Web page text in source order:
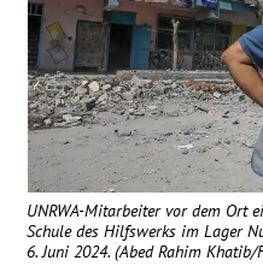
UNRWA-Mitarbeiter vor dem Ort
Schule des Hilfswerks im Lager
6. Juni 2024. (Abed Rahim Khatib/